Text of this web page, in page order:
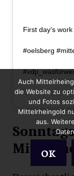
First day‘s
#oelsberg
Ein Beitrag
Auch
die Website zu
und Fotos
Mittelrheingold
aus.
OK